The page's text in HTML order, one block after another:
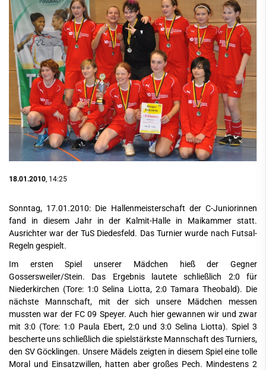
18.01.2010 , 14:25
Sonntag, 17.01.2010: Die Hallenmeisterschaft der C-Juniorinnen
fand in diesem Jahr in der Kalmit-Halle in Maikammer statt.
Ausrichter war der TuS Diedesfeld. Das Turnier wurde nach Futsal-
Regeln gespielt.
Im ersten Spiel unserer Mädchen hieß der Gegner
Gossersweiler/Stein. Das Ergebnis lautete schließlich 2:0 für
Niederkirchen (Tore: 1:0 Selina Liotta, 2:0 Tamara Theobald). Die
nächste Mannschaft, mit der sich unsere Mädchen messen
mussten war der FC 09 Speyer. Auch hier gewannen wir und zwar
mit 3:0 (Tore: 1:0 Paula Ebert, 2:0 und 3:0 Selina Liotta). Spiel 3
bescherte uns schließlich die spielstärkste Mannschaft des Turniers,
den SV Göcklingen. Unsere Mädels zeigten in diesem Spiel eine tolle
Moral und Einsatzwillen, hatten aber großes Pech. Mindestens 2